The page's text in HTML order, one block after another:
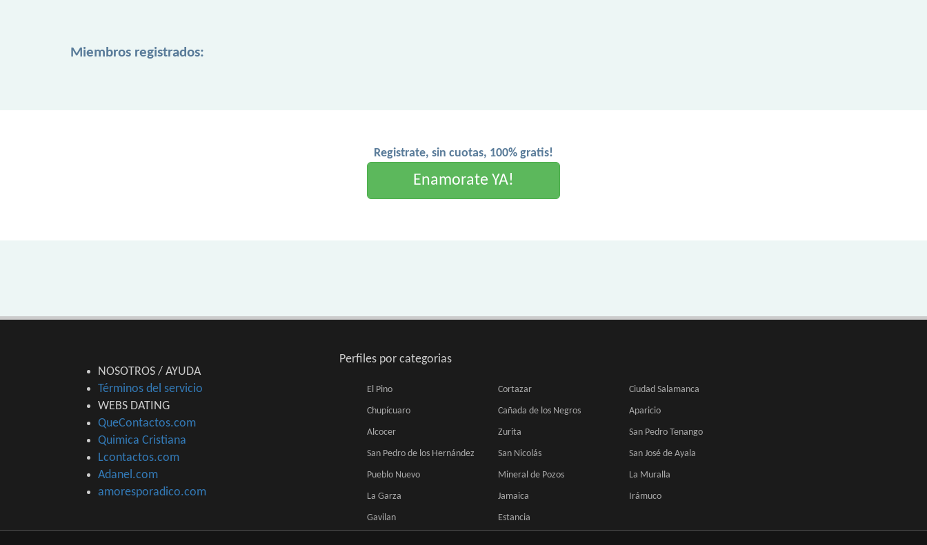
Miembros registrados:
Registrate, sin cuotas, 100% gratis!
Enamorate YA!
NOSOTROS / AYUDA
Términos del servicio
WEBS DATING
QueContactos.com
Quimica Cristiana
Lcontactos.com
Adanel.com
amoresporadico.com
Perfiles por categorias
El Pino Cortazar Ciudad Salamanca
Chupícuaro Cañada de los Negros Aparicio
Alcocer Zurita San Pedro Tenango
San Pedro de los Hernández San Nicolás San José de Ayala
Pueblo Nuevo Mineral de Pozos La Muralla
La Garza Jamaica Irámuco
Gavilan Estancia